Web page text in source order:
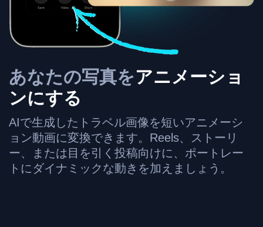
あなたの写真をアニメーショ
ンにする
AIで生成したトラベル画像を短いアニメーシ
ョン動画に変換できます。Reels、ストーリ
ー、または目を引く投稿向けに、ポートレー
トにダイナミックな動きを加えましょう。